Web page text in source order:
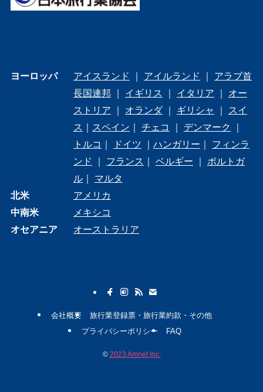
ヨーロッパ アイスランド ｜ アイルランド ｜ アラブ首
長国連邦 ｜ イギリス ｜ イタリア ｜ オー
ストリア ｜ オランダ｜ ギリシャ ｜
スイ
ス ｜ スペイン ｜ チェコ ｜ デンマーク
｜
トルコ ｜ ドイツ ｜ ハンガリー ｜ フィンラ
ンド
｜ フランス ｜ ベルギー ｜ ポルトガ
ル｜ マルタ
北米
アメリカ
中南米
メキシコ
オセアニア
オーストラリア
会社概要
旅行業登録票・旅行業約款・その他
プライバシーポリシー
FAQ
© 2023 Amnet Inc.